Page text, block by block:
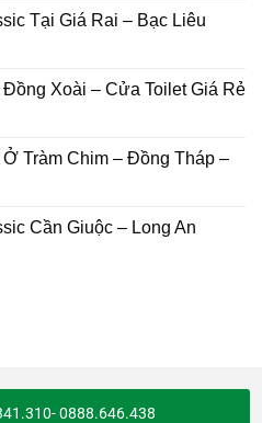
Tại Giá Rai – Bạc Liêu
Xoài – Cửa Toilet Giá Rẻ
Tràm Chim – Đồng Tháp –
Cần Giuộc – Long An
0888.646.438